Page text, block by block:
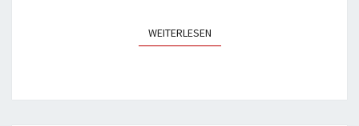
WEITERLESENWEITERLESEN